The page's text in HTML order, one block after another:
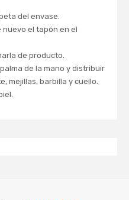
del envase.
el tapón en el
de producto.
de la mano y distribuir
mejillas, barbilla y cuello.